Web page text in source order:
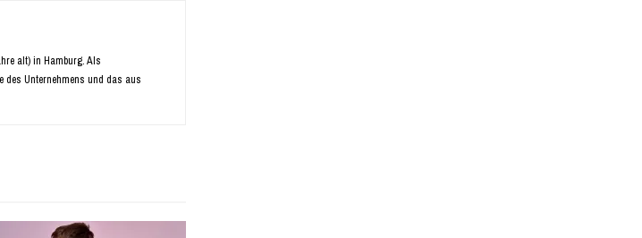
alt) in Hamburg. Als
Unternehmens und das aus